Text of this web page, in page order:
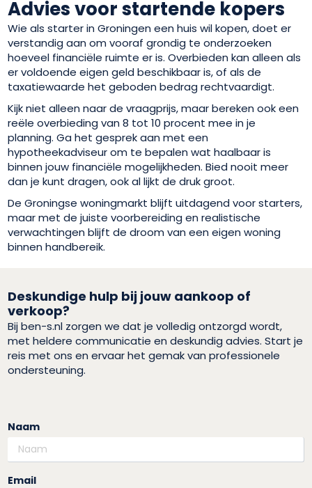
Advies voor startende kopers
Wie als starter in Groningen een huis wil kopen, doet er
verstandig aan om vooraf grondig te onderzoeken
hoeveel financiële ruimte er is. Overbieden kan alleen als
er voldoende eigen geld beschikbaar is, of als de
taxatiewaarde het geboden bedrag rechtvaardigt.
Kijk niet alleen naar de vraagprijs, maar bereken ook een
reële overbieding van 8 tot 10 procent mee in je
planning. Ga het gesprek aan met een
hypotheekadviseur om te bepalen wat haalbaar is
binnen jouw financiële mogelijkheden. Bied nooit meer
dan je kunt dragen, ook al lijkt de druk groot.
De Groningse woningmarkt blijft uitdagend voor starters,
maar met de juiste voorbereiding en realistische
verwachtingen blijft de droom van een eigen woning
binnen handbereik.
Deskundige hulp bij jouw aankoop of
verkoop?
Bij ben-s.nl zorgen we dat je volledig ontzorgd wordt,
met heldere communicatie en deskundig advies. Start je
reis met ons en ervaar het gemak van professionele
ondersteuning.
Naam
Email